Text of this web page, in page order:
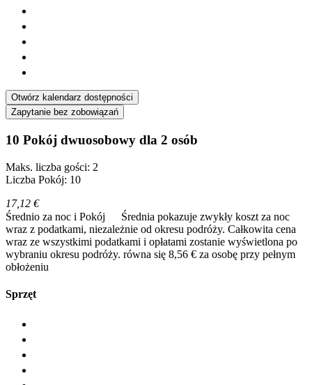
Otwórz kalendarz dostępności
Zapytanie bez zobowiązań
10 Pokój dwuosobowy dla 2 osób
Maks. liczba gości: 2
Liczba Pokój: 10
17,12 €
Średnio za noc i Pokój
Średnia pokazuje zwykły koszt za noc
wraz z podatkami, niezależnie od okresu podróży. Całkowita cena
wraz ze wszystkimi podatkami i opłatami zostanie wyświetlona po
wybraniu okresu podróży. równa się 8,56 € za osobę przy pełnym
obłożeniu
Sprzęt